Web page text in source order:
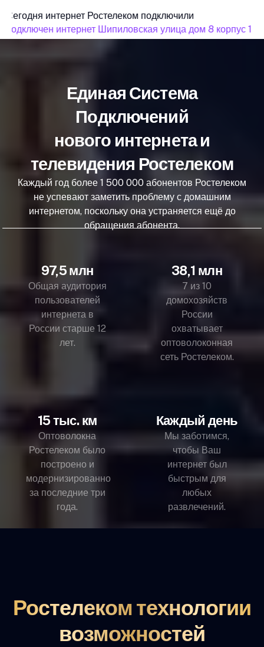
Сегодня интернет Ростелеком подключили
подключен интернет Шипиловская улица дом 8 корпус 1
Единая Система
Подключений
нового интернета и
телевидения Ростелеком
Каждый год более 1 500 000 абонентов Ростелеком
не успевают заметить проблему с домашним
интернетом, поскольку она устраняется ещё до
обращения абонента.
97,5 млн
Общая аудитория
пользователей
интернета в
России старше 12
лет.
38,1 млн
7 из 10
домохозяйств
России
охватывает
оптоволоконная
сеть Ростелеком.
15 тыс. км
Оптоволокна
Ростелеком было
построено и
модернизированно
за последние три
года.
Каждый день
Мы заботимся,
чтобы Ваш
интернет был
быстрым для
любых
развлечений.
Ростелеком технологии
возможностей